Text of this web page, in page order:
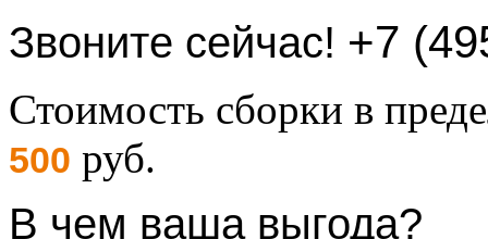
Звоните сейчас! +7
Стоимость сборки в
500 руб.
В чем ваша выгода?